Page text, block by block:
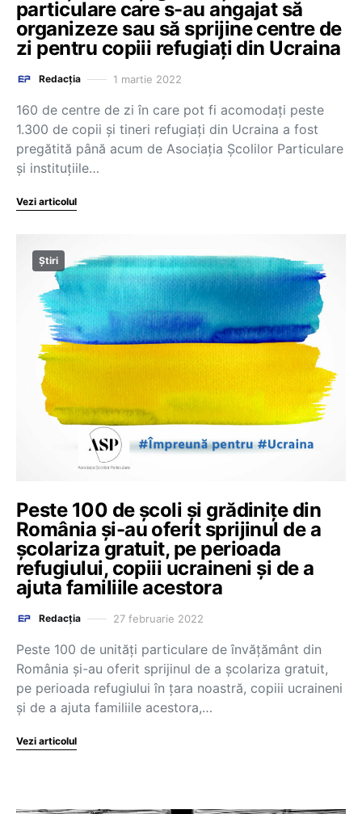
particulare care s-au angajat să
organizeze sau să sprijine centre de
zi pentru copiii refugiați din Ucraina
Redacția 1 martie 2022
160 de centre de zi în care pot fi acomodați peste
1.300 de copii și tineri refugiați din Ucraina a fost
pregătită până acum de Asociația Școlilor Particulare
și instituțiile…
Vezi articolul
Știri
Peste 100 de școli și grădinițe din
România și-au oferit sprijinul de a
școlariza gratuit, pe perioada
refugiului, copiii ucraineni și de a
ajuta familiile acestora
Redacția 27 februarie 2022
Peste 100 de unități particulare de învățământ din
România și-au oferit sprijinul de a școlariza gratuit,
pe perioada refugiului în țara noastră, copiii ucraineni
și de a ajuta familiile acestora,…
Vezi articolul